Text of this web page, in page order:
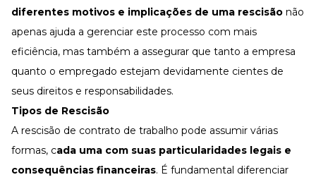
E-book
Aprofunde seu conhecimento
Ferramentas e Templates
Para agilizar o seu trabalho
Infográfico
Kits
Materiais centralizados
Newsletters
diferentes motivos e implicações de uma rescisão não
apenas ajuda a gerenciar este processo com mais
eficiência, mas também a assegurar que tanto a empresa
quanto o empregado estejam devidamente cientes de
seus direitos e responsabilidades.
Tipos de Rescisão
A rescisão de contrato de trabalho pode assumir várias
formas, cada uma com suas particularidades legais e
consequências financeiras. É fundamental diferenciar